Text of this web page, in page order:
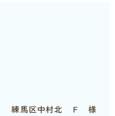
練馬区中村北 Ｆ 様